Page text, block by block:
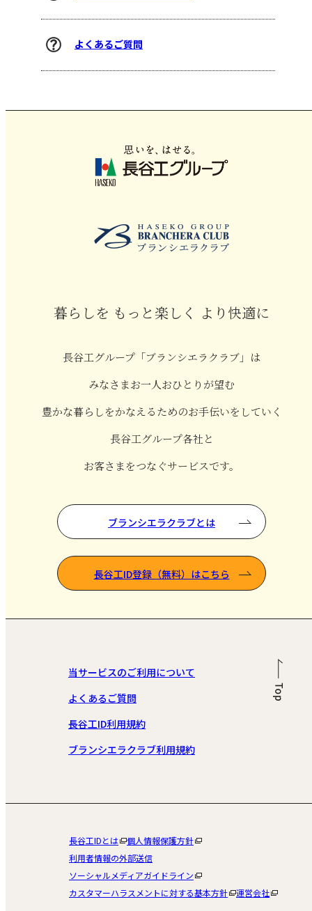
よくあるご質問
暮らしを もっと楽しく より快適に
長谷工グループ「ブランシエラクラブ」は
みなさまお一人おひとりが望む
豊かな暮らしをかなえるためのお手伝いをしていく
長谷工グループ各社と
お客さまをつなぐサービスです。
ブランシエラクラブとは
長谷工ID登録（無料）はこちら
当サービスのご利用について
長谷工ID利用規約
よくあるご質問
ブランシエラクラブ利用規約
長谷工IDとは
個人情報保護方針
利用者情報の外部送信
ソーシャルメディアガイドライン
カスタマーハラスメントに対する基本方針
運営会社